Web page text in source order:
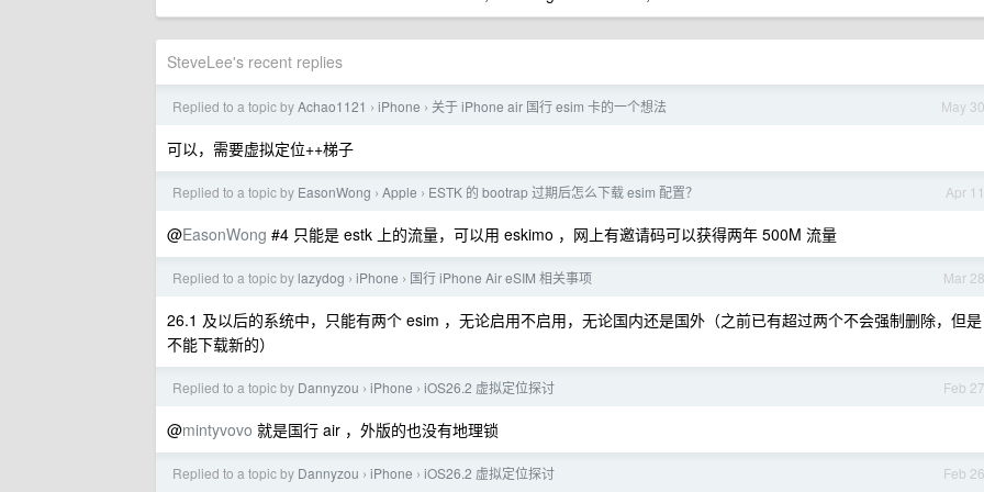
SteveLee's recent replies
May 30
Replied to a topic byAchao1121 › iPhone › 关于 iPhone air 国行 esim 卡的一个想法
可以，需要虚拟定位++梯子
Apr 11
Replied to a topic by EasonWong › Apple › ESTK 的 bootrap 过期后怎么下载 esim 配置？
@EasonWong #4 只能是 estk 上的流量，可以用 eskimo ，网上有邀请码可以获得两年 500M 流量
Mar 28
Replied to a topic by lazydog › iPhone › 国行 iPhone Air eSIM 相关事项
26.1 及以后的系统中，只能有两个 esim ，无论启用不启用，无论国内还是国外（之前已有超过两个不会强制删除，但是
不能下载新的）
Feb 27
Replied to a topic by Dannyzou › iPhone › iOS26.2 虚拟定位探讨
@mintyvovo 就是国行 air ，外版的也没有地理锁
Feb 26
Replied to a topic by Dannyzou › iPhone › iOS26.2 虚拟定位探讨